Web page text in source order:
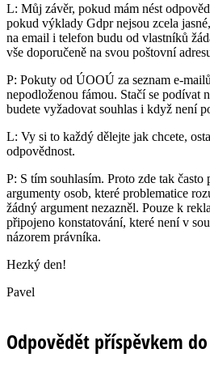
L: Můj závěr, pokud mám nést
pokud výklady Gdpr nejsou zcela
na email i telefon budu od vlastníků
vše doporučeně na svou poštovní
P: Pokuty od ÚOOÚ za seznam e-
nepodloženou fámou. Stačí se podívat
budete vyžadovat souhlas i když není
L: Vy si to každý dělejte jak chcete,
odpovědnost.
P: S tím souhlasím. Proto zde tak často
argumenty osob, které problematice
žádný argument nezazněl. Pouze k
připojeno konstatování, které není v
názorem právníka.
Hezký den!
Pavel
Odpovědět příspěvkem